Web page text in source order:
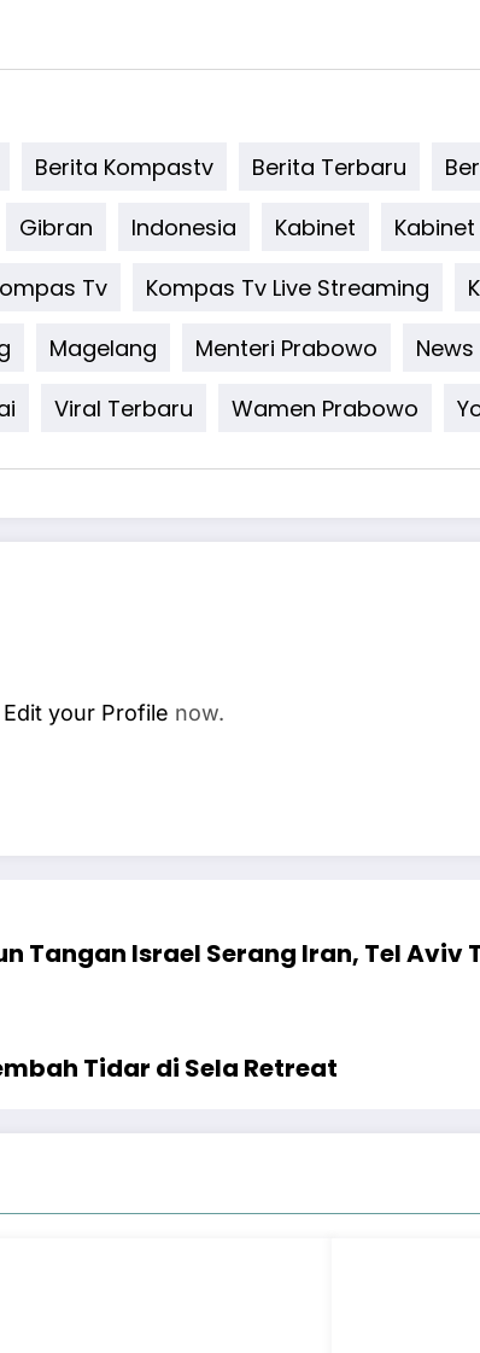
Berita Kompastv Berita Terbaru
Gibran Indonesia Kabinet
Tv Kompas Tv Live Streaming
Magelang Menteri Prabowo News
Viral Terbaru Wamen Prabowo
Edit your Profile now.
Tangan Israel Serang Iran, Tel Aviv
Tidar di Sela Retreat